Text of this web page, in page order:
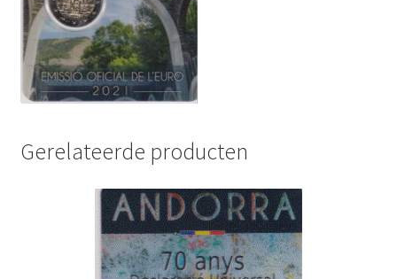
Gerelateerde producten